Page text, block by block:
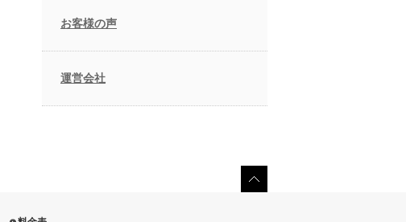
お客様の声
運営会社